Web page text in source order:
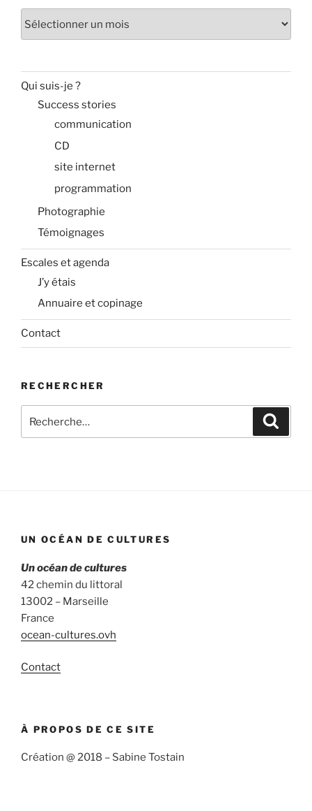
Qui suis-je ?
Success stories
communication
CD
site internet
programmation
Photographie
Témoignages
Escales et agenda
J’y étais
Annuaire et copinage
Contact
RECHERCHER
pour
UN OCÉAN DE CULTURES
Un océan de cultures
42 chemin du littoral
13002 – Marseille
France
ocean-cultures.ovh
Contact
À PROPOS DE CE SITE
Création @ 2018 – Sabine Tostain